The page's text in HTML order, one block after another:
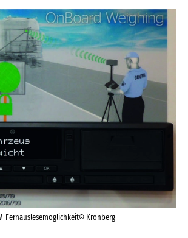
Fernauslesemöglichkeit© Kronberg